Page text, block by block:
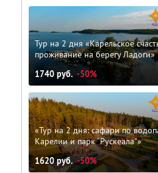
Тур на 2 дня «Карельское
проживание на берегу Ладоги»
1740 руб. -50%
«Тур на 2 дня: сафари по
Карелии и парк “Рускеала"»
1620руб. -50%